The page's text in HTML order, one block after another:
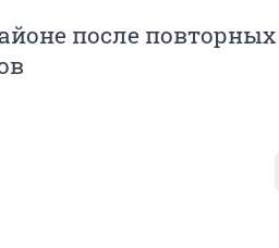
после повторных